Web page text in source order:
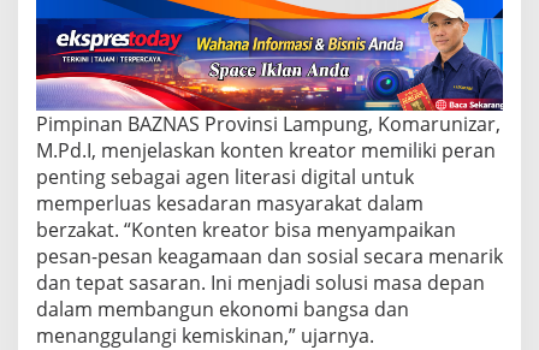
a
t
e
r
a
2
0
2
5
Pimpinan BAZNAS Provinsi Lampung, Komarunizar,
M.Pd.I, menjelaskan konten kreator memiliki peran
penting sebagai agen literasi digital untuk
memperluas kesadaran masyarakat dalam
berzakat. “Konten kreator bisa menyampaikan
pesan-pesan keagamaan dan sosial secara menarik
dan tepat sasaran. Ini menjadi solusi masa depan
dalam membangun ekonomi bangsa dan
menanggulangi kemiskinan,” ujarnya.